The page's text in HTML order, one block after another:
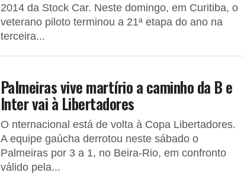
2014 da Stock Car. Neste domingo, em Curitiba, o
veterano piloto terminou a 21ª etapa do ano na
terceira...
Palmeiras vive martírio a caminho da B e
Inter vai à Libertadores
O nternacional está de volta à Copa Libertadores.
A equipe gaúcha derrotou neste sábado o
Palmeiras por 3 a 1, no Beira-Rio, em confronto
válido pela...